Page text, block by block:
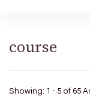
course
Showing: 1 - 5 of 65